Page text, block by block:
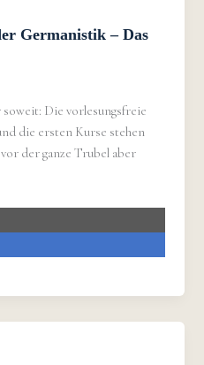
Germanistik – Das
Die vorlesungsfreie
die ersten Kurse stehen
der ganze Trubel aber